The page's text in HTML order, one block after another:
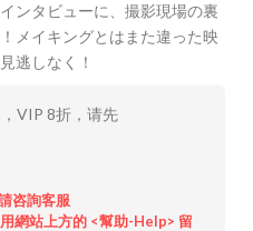
ンタビューに、撮影現場の裏
メイキングとはまた違った映
逃しなく！
VIP 8折，请先
咨詢客服
網站上方的 <幫助-Help> 留